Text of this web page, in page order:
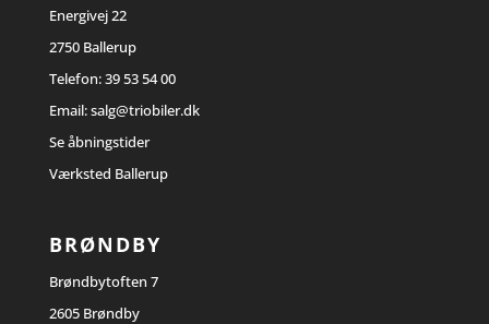
Energivej 22
2750 Ballerup
Telefon:39 53 54 00
Email:salg@triobiler.dk
Se åbningstider
Værksted Ballerup
BRØNDBY
Brøndbytoften 7
2605 Brøndby